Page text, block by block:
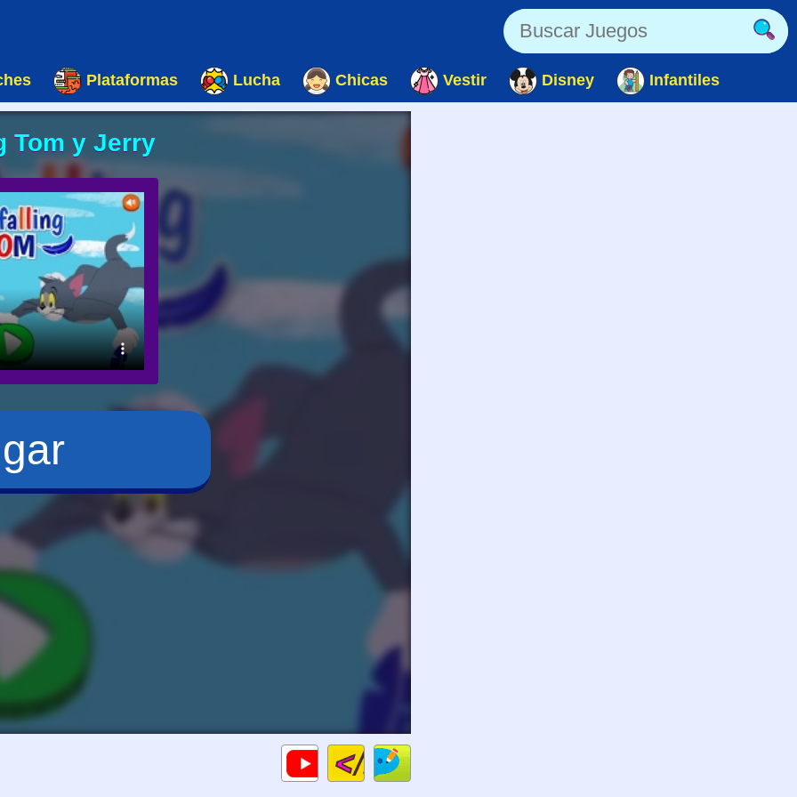
Plataformas Lucha Chicas Vestir Disney Infantiles
Tom y Jerry
Code
HTML
Gameplay